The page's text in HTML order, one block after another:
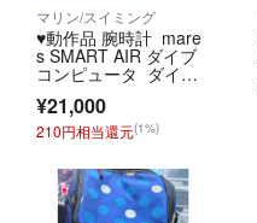
マリン/スイミング
♥️動作品 腕時計 mare
s SMART AIR ダイブ
コンピュータ ダイコ
¥21,000
210円相当還元(1%)